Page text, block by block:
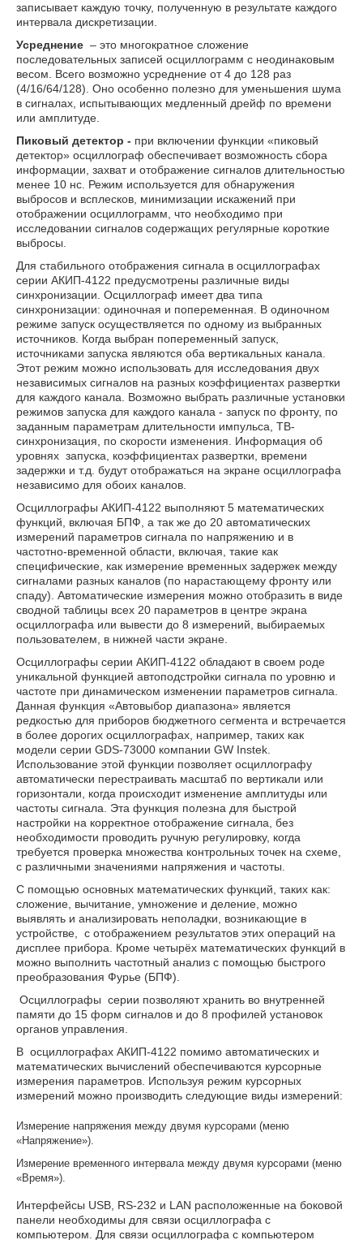
записывает каждую точку, полученную в результате каждого
интервала дискретизации.
Усреднение – это многократное сложение
последовательных записей осциллограмм с неодинаковым
весом. Всего возможно усреднение от 4 до 128 раз
(4/16/64/128). Оно особенно полезно для уменьшения шума
в сигналах, испытывающих медленный дрейф по времени
или амплитуде.
Пиковый детектор - при включении функции «пиковый
детектор» осциллограф обеспечивает возможность сбора
информации, захват и отображение сигналов длительностью
менее 10 нс. Режим используется для обнаружения
выбросов и всплесков, минимизации искажений при
отображении осциллограмм, что необходимо при
исследовании сигналов содержащих регулярные короткие
выбросы.
Для стабильного отображения сигнала в осциллографах
серии АКИП-4122 предусмотрены различные виды
синхронизации. Осциллограф имеет два типа
синхронизации: одиночная и попеременная. В одиночном
режиме запуск осуществляется по одному из выбранных
источников. Когда выбран попеременный запуск,
источниками запуска являются оба вертикальных канала.
Этот режим можно использовать для исследования двух
независимых сигналов на разных коэффициентах развертки
для каждого канала. Возможно выбрать различные установки
режимов запуска для каждого канала - запуск по фронту, по
заданным параметрам длительности импульса, ТВ-
синхронизация, по скорости изменения. Информация об
уровнях запуска, коэффициентах развертки, времени
задержки и т.д. будут отображаться на экране осциллографа
независимо для обоих каналов.
Осциллографы АКИП-4122 выполняют 5 математических
функций, включая БПФ, а так же до 20 автоматических
измерений параметров сигнала по напряжению и в
частотно-временной области, включая, такие как
специфические, как измерение временных задержек между
сигналами разных каналов (по нарастающему фронту или
спаду). Автоматические измерения можно отобразить в виде
сводной таблицы всех 20 параметров в центре экрана
осциллографа или вывести до 8 измерений, выбираемых
пользователем, в нижней части экране.
Осциллографы серии АКИП-4122 обладают в своем роде
уникальной функцией автоподстройки сигнала по уровню и
частоте при динамическом изменении параметров сигнала.
Данная функция «Автовыбор диапазона» является
редкостью для приборов бюджетного сегмента и встречается
в более дорогих осциллографах, например, таких как
модели серии GDS-73000 компании GW Instek.
Использование этой функции позволяет осциллографу
автоматически перестраивать масштаб по вертикали или
горизонтали, когда происходит изменение амплитуды или
частоты сигнала. Эта функция полезна для быстрой
настройки на корректное отображение сигнала, без
необходимости проводить ручную регулировку, когда
требуется проверка множества контрольных точек на схеме,
с различными значениями напряжения и частоты.
С помощью основных математических функций, таких как:
сложение, вычитание, умножение и деление, можно
выявлять и анализировать неполадки, возникающие в
устройстве, с отображением результатов этих операций на
дисплее прибора. Кроме четырёх математических функций в
можно выполнить частотный анализ с помощью быстрого
преобразования Фурье (БПФ).
Осциллографы серии позволяют хранить во внутренней
памяти до 15 форм сигналов и до 8 профилей установок
органов управления.
В осциллографах АКИП-4122 помимо автоматических и
математических вычислений обеспечиваются курсорные
измерения параметров. Используя режим курсорных
измерений можно производить следующие виды измерений:
Измерение напряжения между двумя курсорами (меню
«Напряжение»).
Измерение временного интервала между двумя курсорами (меню
«Время»).
Интерфейсы USB, RS-232 и LAN расположенные на боковой
панели необходимы для связи осциллографа с
компьютером. Для связи осциллографа с компьютером